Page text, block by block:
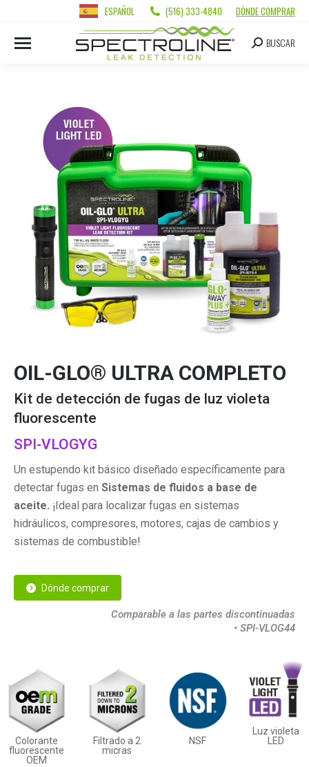
ESPAÑOL (516) 333-4840 DÓNDE COMPRAR
BUSCAR
OIL-GLO® ULTRA COMPLETO
Kit de detección de fugas de luz violeta
fluorescente
SPI-VLOGYG
Un estupendo kit básico diseñado específicamente para
detectar fugas en Sistemas de fluidos a base de
aceite. ¡Ideal para localizar fugas en sistemas
hidráulicos, compresores, motores, cajas de cambios y
sistemas de combustible!
Dónde comprar
Comparable a las partes discontinuadas
• SPI-VLOG44
Colorante
fluorescente
OEM
Filtrado a 2
micras
NSF
Luz violeta
LED